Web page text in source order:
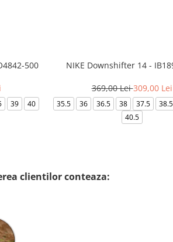
500
39 40
NIKE Downshifter 14 -
369,00 Lei309,00 Lei
35.5 36 36.5 38 37.5 38.5
40.5
clientilor conteaza: